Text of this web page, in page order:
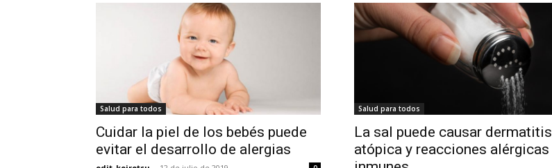
Salud para todos
Cuidar la piel de los bebés puede
evitar el desarrollo de alergias
Salud para todos
La sal puede causar dermatitis
atópica y reacciones alérgicas